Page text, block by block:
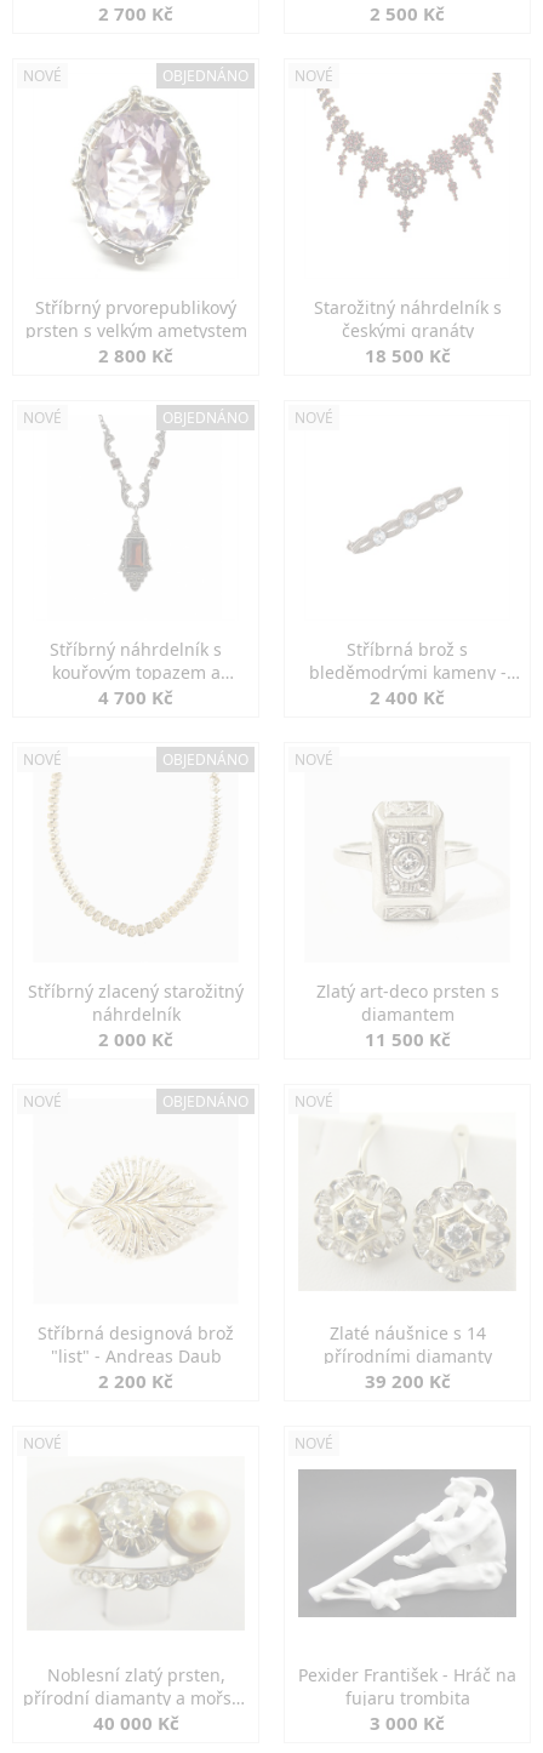
2 700 Kč 2 500 Kč
NOVÉ OBJEDNÁNO
Stříbrný prvorepublikový
prsten s velkým ametystem
2 800 Kč
NOVÉ
Starožitný náhrdelník s
českými granáty
18 500 Kč
NOVÉ OBJEDNÁNO
Stříbrný náhrdelník s
kouřovým topazem a
markazity
4 700 Kč
NOVÉ
Stříbrná brož s
bleděmodrými kameny -
jemná elegance
2 400 Kč
NOVÉ OBJEDNÁNO
Stříbrný zlacený starožitný
náhrdelník
2 000 Kč
NOVÉ
Zlatý art-deco prsten s
diamantem
11 500 Kč
NOVÉ OBJEDNÁNO
Stříbrná designová brož
"list" - Andreas Daub
2 200 Kč
NOVÉ
Zlaté náušnice s 14
přírodními diamanty
39 200 Kč
NOVÉ
Noblesní zlatý prsten,
přírodní diamanty a mořské
perly
40 000 Kč
NOVÉ
Pexider František - Hráč na
fujaru trombita
3 000 Kč